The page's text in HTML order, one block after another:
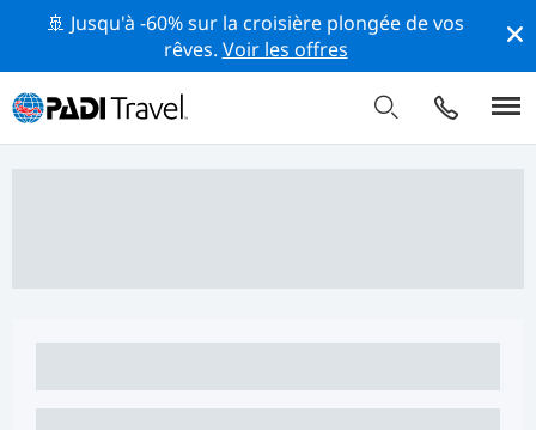
🚢 Jusqu'à -60% sur la croisière plongée de vos
rêves. Voir les offres